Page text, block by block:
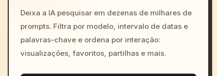
Deixa a IA pesquisar em dezenas de milhares de
prompts. Filtra por modelo, intervalo de datas e
palavras-chave e ordena por interação:
visualizações, favoritos, partilhas e mais.